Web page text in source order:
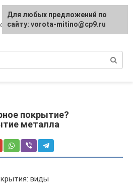
обработка и
покрытие?
металла
виды
Для любых предложений по
сайту: vorota-mitino@cp9.ru